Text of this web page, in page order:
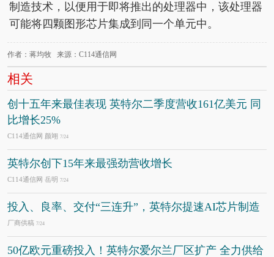
制造技术，以便用于即将推出的处理器中，该处理器
可能将四颗图形芯片集成到同一个单元中。
作者：蒋均牧 来源：C114通信网
相关
创十五年来最佳表现 英特尔二季度营收161亿美元 同
比增长25%
C114通信网 颜翊 7/24
英特尔创下15年来最强劲营收增长
C114通信网 岳明 7/24
投入、良率、交付“三连升”，英特尔提速AI芯片制造
厂商供稿 7/24
50亿欧元重磅投入！英特尔爱尔兰厂区扩产 全力供给